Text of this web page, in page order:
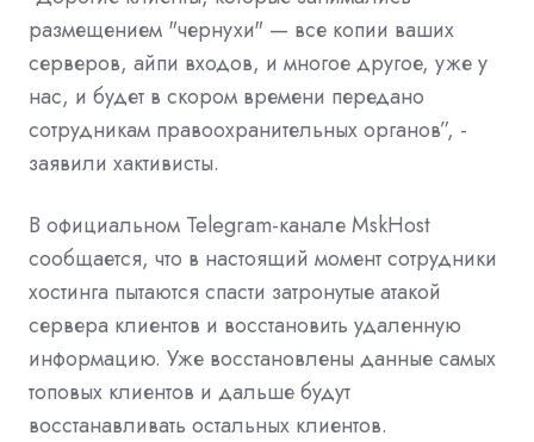
размещением "чернухи" — все копии ваших
серверов, айпи входов, и многое другое, уже у
нас, и будет в скором времени передано
сотрудникам правоохранительных органов”, -
заявили хактивисты.
В официальном Telegram-канале MskHost
сообщается, что в настоящий момент сотрудники
хостинга пытаются спасти затронутые атакой
сервера клиентов и восстановить удаленную
информацию. Уже восстановлены данные самых
топовых клиентов и дальше будут
восстанавливать остальных клиентов.